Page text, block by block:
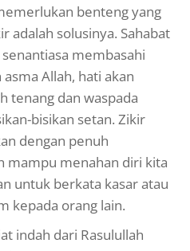
benteng yang
adalah solusinya. Sahabat
membasahi
asma Allah, hati akan
tenang dan waspada
bisikan setan. Zikir
dengan penuh
mampu menahan diri kita
untuk berkata kasar atau
kepada orang lain.
indah dari Rasulullah